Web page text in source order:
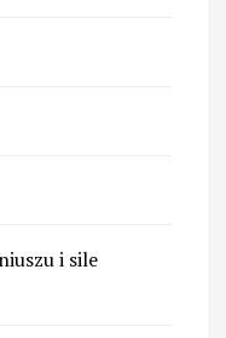
i sile